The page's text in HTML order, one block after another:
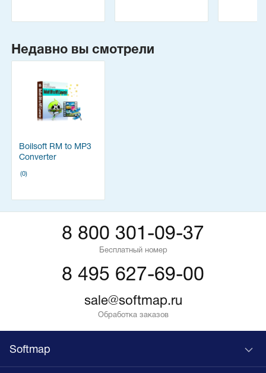
Недавно вы смотрели
Boilsoft RM to MP3
Converter
(0)
8 800 301-09-37
Бесплатный номер
8 495 627-69-00
sale@softmap.ru
Обработка заказов
Softmap